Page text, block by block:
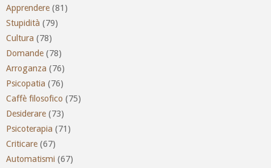
Apprendere (81)
Stupidità (79)
Cultura (78)
Domande (78)
Arroganza (76)
Psicopatia (76)
Caffè filosofico (75)
Desiderare (73)
Psicoterapia (71)
Criticare (67)
Automatismi (67)